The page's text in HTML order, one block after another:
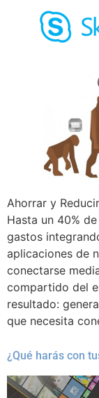
Ahorrar y
Hasta un 40%
gastos
aplicaciones de
conectarse
compartido del
resultado:
que necesita
¿Qué harás con